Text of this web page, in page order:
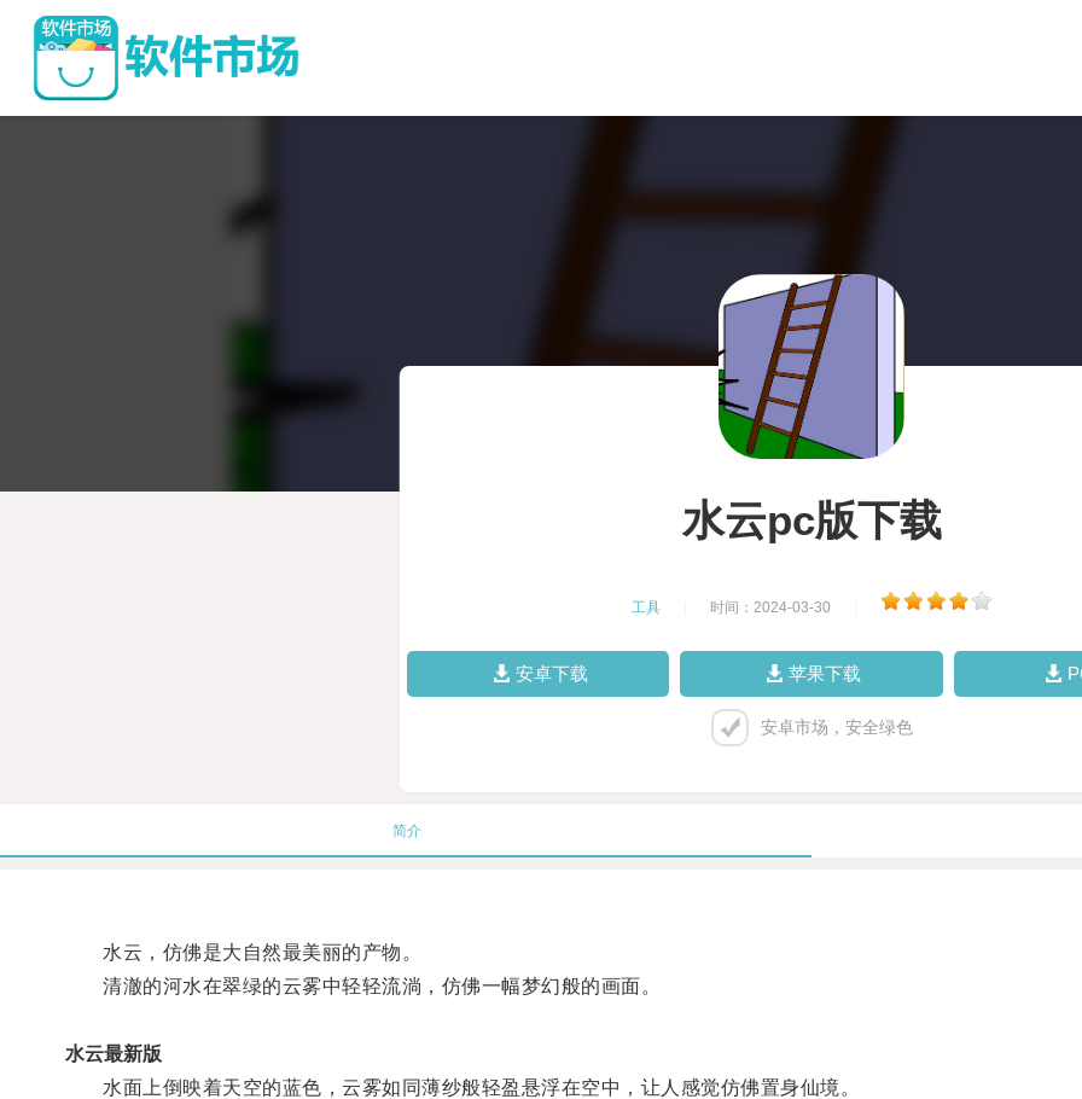
水云pc版下载
工具 时间：2024-03-30
安卓下载 苹果下载
安卓市场，安全绿色
简介
水云，仿佛是大自然最美丽的产物。
清澈的河水在翠绿的云雾中轻轻流淌，仿佛一幅梦幻般的画面。
水云最新版
水面上倒映着天空的蓝色，云雾如同薄纱般轻盈悬浮在空中，让人感觉仿佛置身仙境。